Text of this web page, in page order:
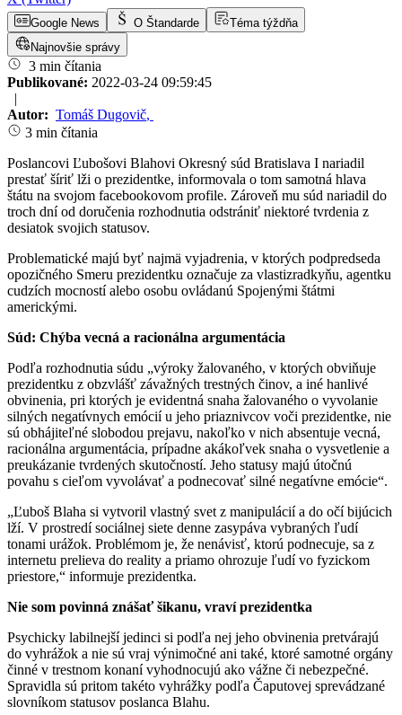
Google News O Štandarde
Téma týždňa
Najnovšie správy
3 min čítania
Publikované: 2022-03-24 09:59:45
|
Autor: Tomáš Dugovič,
3 min čítania
Poslancovi Ľubošovi Blahovi Okresný súd Bratislava I nariadil
prestať šíriť lži o prezidentke, informovala o tom samotná hlava
štátu na svojom facebookovom profile. Zároveň mu súd nariadil do
troch dní od doručenia rozhodnutia odstrániť niektoré tvrdenia z
desiatok svojich statusov.
Problematické majú byť najmä vyjadrenia, v ktorých podpredseda
opozičného Smeru prezidentku označuje za vlastizradkyňu, agentku
cudzích mocností alebo osobu ovládanú Spojenými štátmi
americkými.
Súd: Chýba vecná a racionálna argumentácia
Podľa rozhodnutia súdu „výroky žalovaného, v ktorých obviňuje
prezidentku z obzvlášť závažných trestných činov, a iné hanlivé
obvinenia, pri ktorých je evidentná snaha žalovaného o vyvolanie
silných negatívnych emócií u jeho priaznivcov voči prezidentke, nie
sú obhájiteľné slobodou prejavu, nakoľko v nich absentuje vecná,
racionálna argumentácia, prípadne akákoľvek snaha o vysvetlenie a
preukázanie tvrdených skutočností. Jeho statusy majú útočnú
povahu s cieľom vyvolávať a podnecovať silné negatívne emócie“.
„Ľuboš Blaha si vytvoril vlastný svet z manipulácií a do očí bijúcich
lží. V prostredí sociálnej siete denne zasypáva vybraných ľudí
tonami urážok. Problémom je, že nenávisť, ktorú podnecuje, sa z
internetu prelieva do reality a priamo ohrozuje ľudí vo fyzickom
priestore,“ informuje prezidentka.
Nie som povinná znášať šikanu, vraví prezidentka
Psychicky labilnejší jedinci si podľa nej jeho obvinenia pretvárajú
do vyhrážok a nie sú vraj výnimočné ani také, ktoré samotné orgány
činné v trestnom konaní vyhodnocujú ako vážne či nebezpečné.
Spravidla sú pritom takéto vyhrážky podľa Čaputovej sprevádzané
slovníkom statusov poslanca Blahu.